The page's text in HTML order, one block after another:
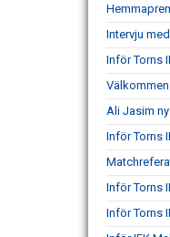
Intervju
Inför Torns
Ali Jasim
Inför Torns
Inför Torns
Inför Torns